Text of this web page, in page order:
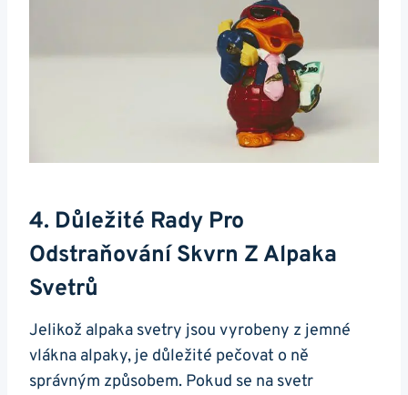
4. Důležité Rady Pro
⁢odstraňování Skvrn Z Alpaka
Svetrů
Jelikož alpaka svetry jsou vyrobeny z jemné
vlákna alpaky, je důležité pečovat o ně
správným způsobem. Pokud se na svetr